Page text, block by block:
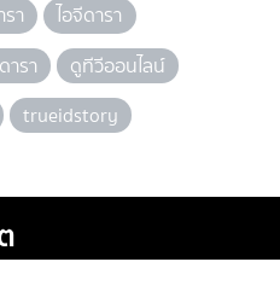
า
ไอจีดารา
ารา
ดูทีวีออนไลน์
trueidstory